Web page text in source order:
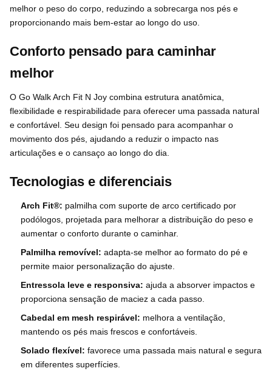
melhor o peso do corpo, reduzindo a sobrecarga nos pés e
proporcionando mais bem-estar ao longo do uso.
Conforto pensado para caminhar
melhor
O Go Walk Arch Fit N Joy combina estrutura anatômica,
flexibilidade e respirabilidade para oferecer uma passada natural
e confortável. Seu design foi pensado para acompanhar o
movimento dos pés, ajudando a reduzir o impacto nas
articulações e o cansaço ao longo do dia.
Tecnologias e diferenciais
Arch Fit®: palmilha com suporte de arco certificado por
podólogos, projetada para melhorar a distribuição do peso e
aumentar o conforto durante o caminhar.
Palmilha removível: adapta-se melhor ao formato do pé e
permite maior personalização do ajuste.
Entressola leve e responsiva: ajuda a absorver impactos e
proporciona sensação de maciez a cada passo.
Cabedal em mesh respirável: melhora a ventilação,
mantendo os pés mais frescos e confortáveis.
Solado flexível: favorece uma passada mais natural e segura
em diferentes superfícies.